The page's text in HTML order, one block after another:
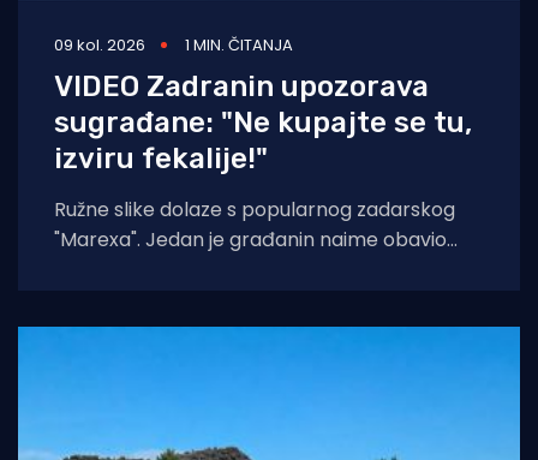
09 kol. 2026 1 MIN. ČITANJA
VIDEO Zadranin upozorava
sugrađane: "Ne kupajte se tu,
izviru fekalije!"
Ružne slike dolaze s popularnog zadarskog
"Marexa". Jedan je građanin naime obavio